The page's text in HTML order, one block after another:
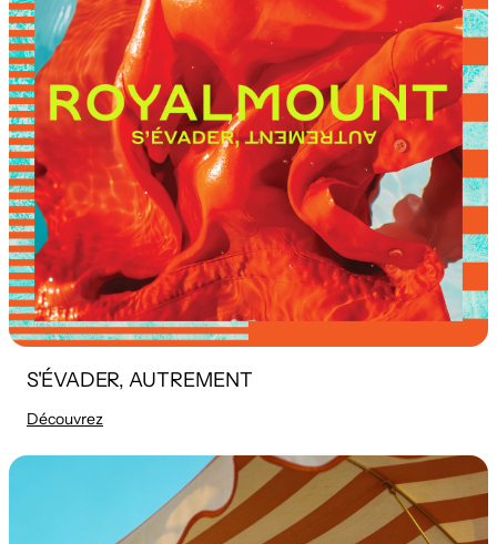
S'ÉVADER, AUTREMENT
Découvrez